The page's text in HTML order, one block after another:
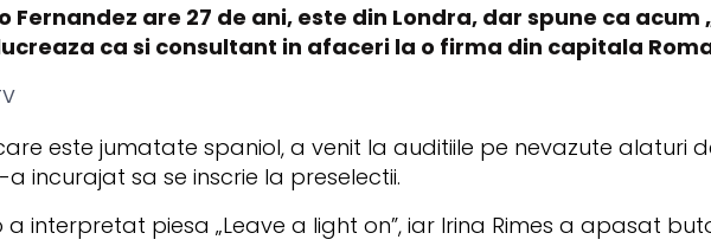
Fernandez are 27 de ani, este din Londra, dar spune ca acum
ca si consultant in afaceri la o firma din capitala
este jumatate spaniol, a venit la auditiile pe nevazute alaturi
incurajat sa se inscrie la preselectii.
a interpretat piesa „Leave a light on”, iar Irina Rimes a apasat